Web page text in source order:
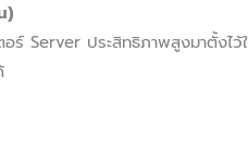
)
ร์ Server ประสิทธิภาพสูงมาตั้ง